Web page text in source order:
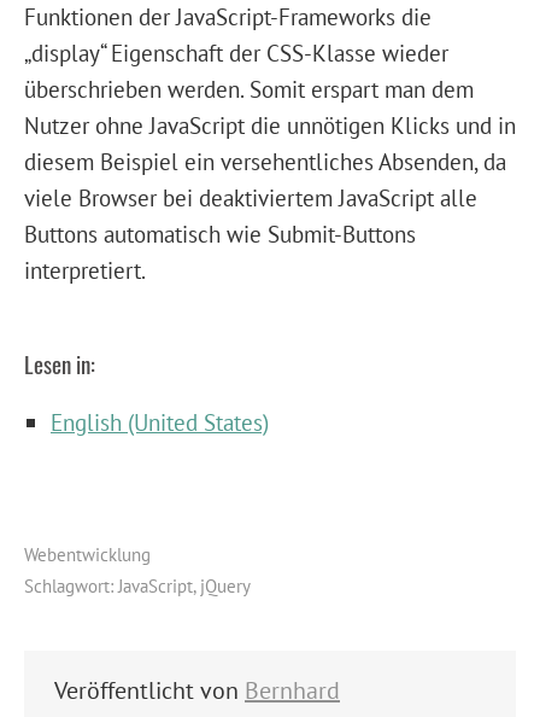
Funktionen der JavaScript-Frameworks die
„display“ Eigenschaft der CSS-Klasse wieder
überschrieben werden. Somit erspart man dem
Nutzer ohne JavaScript die unnötigen Klicks und in
diesem Beispiel ein versehentliches Absenden, da
viele Browser bei deaktiviertem JavaScript alle
Buttons automatisch wie Submit-Buttons
interpretiert.
Lesen in:
English (United States)
Webentwicklung
Schlagwort: JavaScript, jQuery
Veröffentlicht von Bernhard